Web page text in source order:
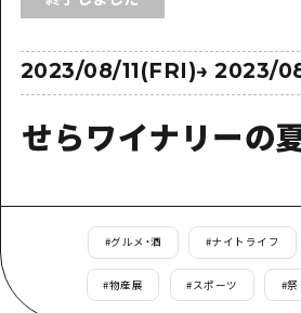
世界遺産
学び・体験
歴史・文化
自然
宮島周辺
山口県東部
日帰り
半日
1泊2日
宮島周辺
山口県東部
愛媛県
島根県
二次交通まとめ
施設の混雑状況
手荷物預かり・配
HIROSHIMA
観光案内所
お問い合わせ
事業者・学校関係者
2023/08/11(FRI)→2023/
せらワイナリーの
#グルメ・酒 #ナイトライフ
#物産展 #スポーツ #祭